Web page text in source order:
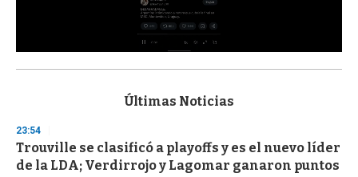
s
d
s
o
f
Últimas Noticias
23:54
Trouville se clasificó a playoffs y es el nuevo líder
de la LDA; Verdirrojo y Lagomar ganaron puntos